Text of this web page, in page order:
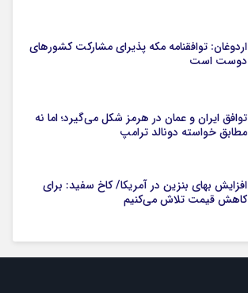
اردوغان: توافقنامه مکه پذیرای مشارکت کشورهای
دوست است
توافق ایران و عمان در هرمز شکل می‌گیرد؛ اما نه
مطابق خواسته دونالد ترامپ
افزایش بهای بنزین در آمریکا/ کاخ سفید: برای
کاهش قیمت تلاش می‌کنیم